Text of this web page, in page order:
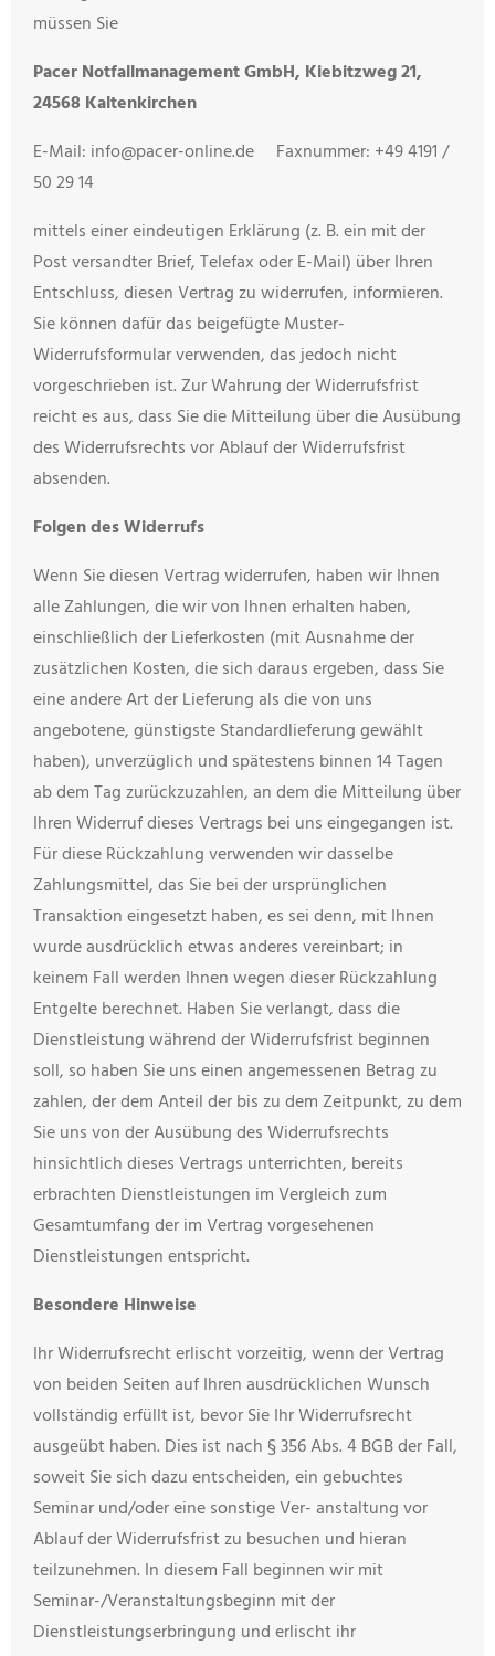
müssen Sie
Pacer Notfallmanagement GmbH, Kiebitzweg 21,
24568 Kaltenkirchen
E-Mail: info@pacer-online.de Faxnummer: +49 4191 /
50 29 14
mittels einer eindeutigen Erklärung (z. B. ein mit der
Post versandter Brief, Telefax oder E-Mail) über Ihren
Entschluss, diesen Vertrag zu widerrufen, informieren.
Sie können dafür das beigefügte Muster-
Widerrufsformular verwenden, das jedoch nicht
vorgeschrieben ist. Zur Wahrung der Widerrufsfrist
reicht es aus, dass Sie die Mitteilung über die Ausübung
des Widerrufsrechts vor Ablauf der Widerrufsfrist
absenden.
Folgen des Widerrufs
Wenn Sie diesen Vertrag widerrufen, haben wir Ihnen
alle Zahlungen, die wir von Ihnen erhalten haben,
einschließlich der Lieferkosten (mit Ausnahme der
zusätzlichen Kosten, die sich daraus ergeben, dass Sie
eine andere Art der Lieferung als die von uns
angebotene, günstigste Standardlieferung gewählt
haben), unverzüglich und spätestens binnen 14 Tagen
ab dem Tag zurückzuzahlen, an dem die Mitteilung über
Ihren Widerruf dieses Vertrags bei uns eingegangen ist.
Für diese Rückzahlung verwenden wir dasselbe
Zahlungsmittel, das Sie bei der ursprünglichen
Transaktion eingesetzt haben, es sei denn, mit Ihnen
wurde ausdrücklich etwas anderes vereinbart; in
keinem Fall werden Ihnen wegen dieser Rückzahlung
Entgelte berechnet. Haben Sie verlangt, dass die
Dienstleistung während der Widerrufsfrist beginnen
soll, so haben Sie uns einen angemessenen Betrag zu
zahlen, der dem Anteil der bis zu dem Zeitpunkt, zu dem
Sie uns von der Ausübung des Widerrufsrechts
hinsichtlich dieses Vertrags unterrichten, bereits
erbrachten Dienstleistungen im Vergleich zum
Gesamtumfang der im Vertrag vorgesehenen
Dienstleistungen entspricht.
Besondere Hinweise
Ihr Widerrufsrecht erlischt vorzeitig, wenn der Vertrag
von beiden Seiten auf Ihren ausdrücklichen Wunsch
vollständig erfüllt ist, bevor Sie Ihr Widerrufsrecht
ausgeübt haben. Dies ist nach § 356 Abs. 4 BGB der Fall,
soweit Sie sich dazu entscheiden, ein gebuchtes
Seminar und/oder eine sonstige Ver- anstaltung vor
Ablauf der Widerrufsfrist zu besuchen und hieran
teilzunehmen. In diesem Fall beginnen wir mit
Seminar-/Veranstaltungsbeginn mit der
Dienstleistungserbringung und erlischt ihr